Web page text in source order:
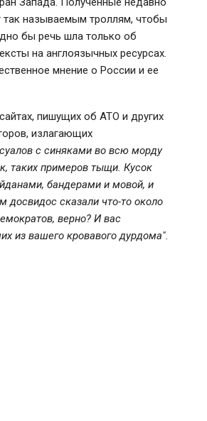
так называемым троллям, чтобы
бы речь шла только об
на англоязычных ресурсах.
мнение о России и ее
пишущих об АТО и других
излагающих
с синяками во всю морду
таких примеров тыщи. Кусок
бандерами и мовой, и
досвидос сказали что-то около
верно? И вас
из вашего кровавого дурдома".